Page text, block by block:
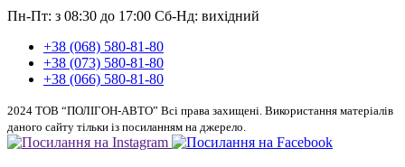
Пн-Пт: з 08:30 до 17:00 Сб-Нд: вихідний
+38 (068) 580-81-80
+38 (073) 580-81-80
+38 (066) 580-81-80
2024 ТОВ “ПОЛІГОН-АВТО” Всі права захищені. Використання матеріалів
даного сайту тільки із посиланням на джерело.